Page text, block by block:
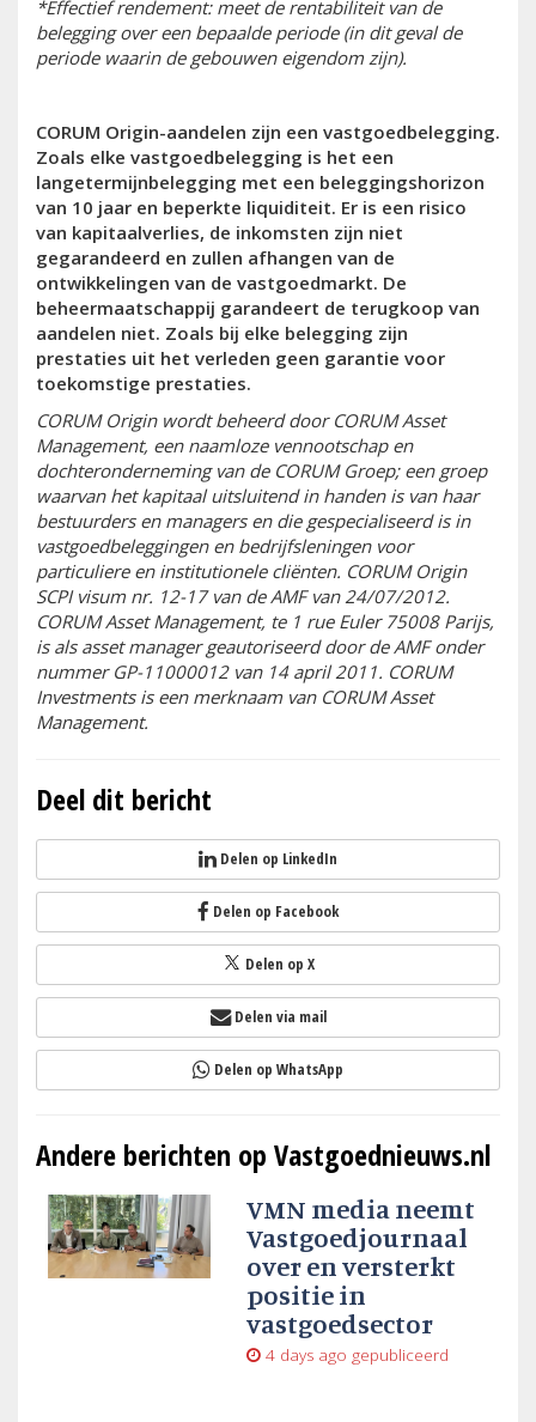
*Effectief rendement: meet de rentabiliteit van de
belegging over een bepaalde periode (in dit geval de
periode waarin de gebouwen eigendom zijn).
CORUM Origin-aandelen zijn een vastgoedbelegging.
Zoals elke vastgoedbelegging is het een
langetermijnbelegging met een beleggingshorizon
van 10 jaar en beperkte liquiditeit. Er is een risico
van kapitaalverlies, de inkomsten zijn niet
gegarandeerd en zullen afhangen van de
ontwikkelingen van de vastgoedmarkt. De
beheermaatschappij garandeert de terugkoop van
aandelen niet. Zoals bij elke belegging zijn
prestaties uit het verleden geen garantie voor
toekomstige prestaties.
CORUM Origin wordt beheerd door CORUM Asset
Management, een naamloze vennootschap en
dochteronderneming van de CORUM Groep; een groep
waarvan het kapitaal uitsluitend in handen is van haar
bestuurders en managers en die gespecialiseerd is in
vastgoedbeleggingen en bedrijfsleningen voor
particuliere en institutionele cliënten. CORUM Origin
SCPI visum nr. 12-17 van de AMF van 24/07/2012.
CORUM Asset Management, te 1 rue Euler 75008 Parijs,
is als asset manager geautoriseerd door de AMF onder
nummer GP-11000012 van 14 april 2011. CORUM
Investments is een merknaam van CORUM Asset
Management.
Deel dit bericht
Delen op LinkedIn
Delen op Facebook
Delen op X
Delen via mail
Delen op WhatsApp
Andere berichten op Vastgoednieuws.nl
VMN media neemt
Vastgoedjournaal
over en versterkt
positie in
vastgoedsector
4 days ago gepubliceerd